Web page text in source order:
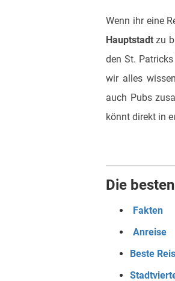
Wenn ihr eine
Hauptstadt zu
den St.
wir alles
auch Pubs
könnt direkt in
Die
Fakten
Anreise
Beste